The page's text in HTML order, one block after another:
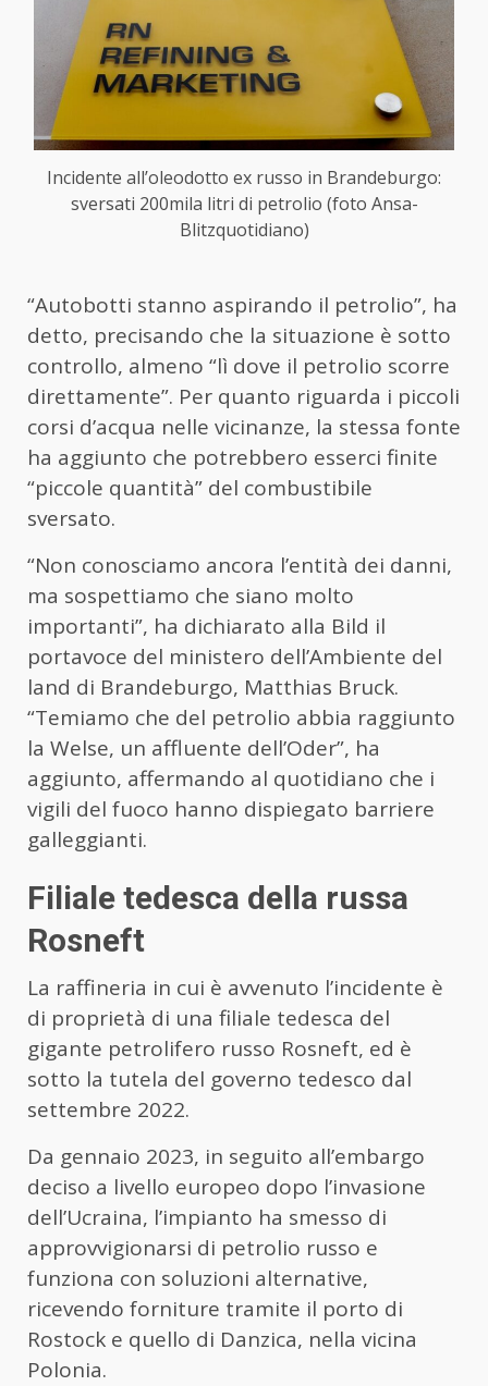
Incidente all’oleodotto ex russo in Brandeburgo:
sversati 200mila litri di petrolio (foto Ansa-
Blitzquotidiano)
“Autobotti stanno aspirando il petrolio”, ha
detto, precisando che la situazione è sotto
controllo, almeno “lì dove il petrolio scorre
direttamente”. Per quanto riguarda i piccoli
corsi d’acqua nelle vicinanze, la stessa fonte
ha aggiunto che potrebbero esserci finite
“piccole quantità” del combustibile
sversato.
“Non conosciamo ancora l’entità dei danni,
ma sospettiamo che siano molto
importanti”, ha dichiarato alla Bild il
portavoce del ministero dell’Ambiente del
land di Brandeburgo, Matthias Bruck.
“Temiamo che del petrolio abbia raggiunto
la Welse, un affluente dell’Oder”, ha
aggiunto, affermando al quotidiano che i
vigili del fuoco hanno dispiegato barriere
galleggianti.
Filiale tedesca della russa
Rosneft
La raffineria in cui è avvenuto l’incidente è
di proprietà di una filiale tedesca del
gigante petrolifero russo Rosneft, ed è
sotto la tutela del governo tedesco dal
settembre 2022.
Da gennaio 2023, in seguito all’embargo
deciso a livello europeo dopo l’invasione
dell’Ucraina, l’impianto ha smesso di
approvvigionarsi di petrolio russo e
funziona con soluzioni alternative,
ricevendo forniture tramite il porto di
Rostock e quello di Danzica, nella vicina
Polonia.